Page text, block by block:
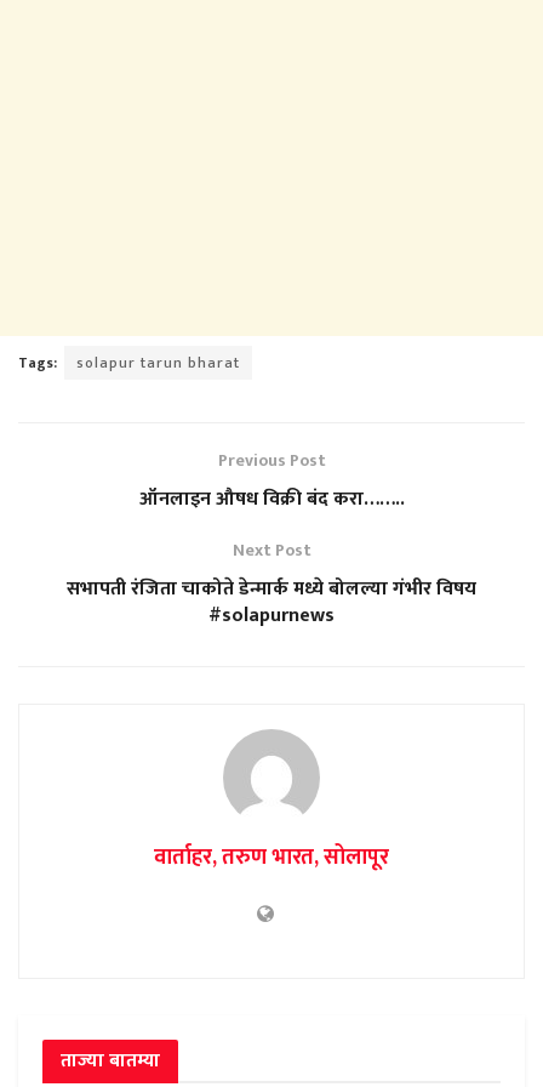
Tags: solapur tarun bharat
Previous Post
ऑनलाइन औषध विक्री बंद करा……..
Next Post
सभापती रंजिता चाकोते डेन्मार्क मध्ये बोलल्या गंभीर विषय
#solapurnews
वार्ताहर, तरुण भारत, सोलापूर
ताज्या बातम्या